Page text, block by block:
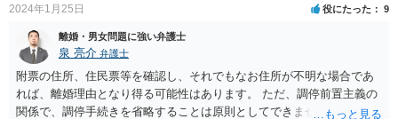
費用は相当抑えられるかと思います)。 損害賠償、間接強制について
容によりますので(従前の調停段階で具体的な面会の方法まで特定され
ていれば間接強制が認められる可能性も高いです)、早めにご相談され
ることをお勧めします。 ご自身にとって納得できる方向で進められる
ことをお祈りしております。
2024年1月25日 役にたった 9
離婚・男女問題に強い弁護士
泉 亮介 弁護士
附票の住所、住民票等を確認し、それでもなお住所が不明な場合であ
れば、離婚理由となり得る可能性はあります。 ただ、調停前置主義の
関係で、調停手続きを省略することは原則としてできません。また、